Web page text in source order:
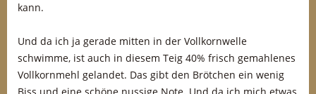
kann.
Und da ich ja gerade mitten in der Vollkornwelle
schwimme, ist auch in diesem Teig 40% frisch gemahlenes
Vollkornmehl gelandet. Das gibt den Brötchen ein wenig